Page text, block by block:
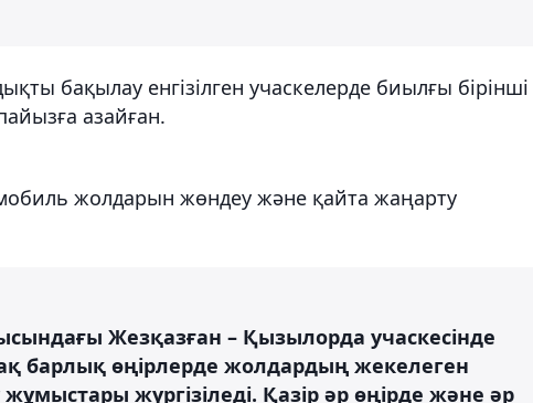
бақылау енгізілген учаскелерде биылғы бірінші
азайған.
жолдарын жөндеу және қайта жаңарту
Жезқазған – Қызылорда учаскесінде
барлық өңірлерде жолдардың жекелеген
жүргізіледі. Қазір әр өңірде және әр